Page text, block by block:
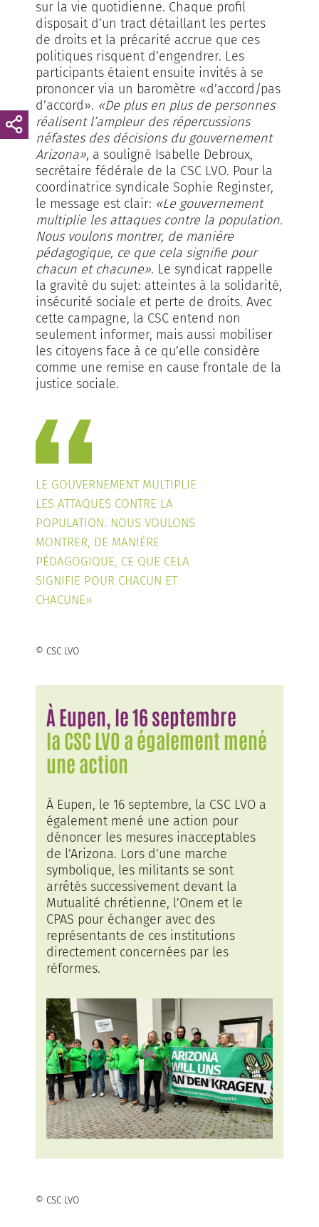
sur la vie quotidienne. Chaque profil
disposait d’un tract détaillant les pertes
de droits et la précarité accrue que ces
politiques risquent d’engendrer. Les
participants étaient ensuite invités à se
prononcer via un baromètre «d’accord/pas
d’accord». «De plus en plus de personnes
réalisent l’ampleur des répercussions
néfastes des décisions du gouvernement
Arizona», a souligné Isabelle Debroux,
secrétaire fédérale de la CSC LVO. Pour la
coordinatrice syndicale Sophie Reginster,
le message est clair: «Le gouvernement
multiplie les attaques contre la population.
Nous voulons montrer, de manière
pédagogique, ce que cela signifie pour
chacun et chacune». Le syndicat rappelle
la gravité du sujet: atteintes à la solidarité,
insécurité sociale et perte de droits. Avec
cette campagne, la CSC entend non
seulement informer, mais aussi mobiliser
les citoyens face à ce qu’elle considère
comme une remise en cause frontale de la
justice sociale.
LE GOUVERNEMENT MULTIPLIE
LES ATTAQUES CONTRE LA
POPULATION. NOUS VOULONS
MONTRER, DE MANIÈRE
PÉDAGOGIQUE, CE QUE CELA
SIGNIFIE POUR CHACUN ET
CHACUNE»
© CSC LVO
À Eupen, le 16 septembre
la CSC LVO a également mené
une action
À Eupen, le 16 septembre, la CSC LVO a
également mené une action pour
dénoncer les mesures inacceptables
de l’Arizona. Lors d’une marche
symbolique, les militants se sont
arrêtés successivement devant la
Mutualité chrétienne, l’Onem et le
CPAS pour échanger avec des
représentants de ces institutions
directement concernées par les
réformes.
© CSC LVO